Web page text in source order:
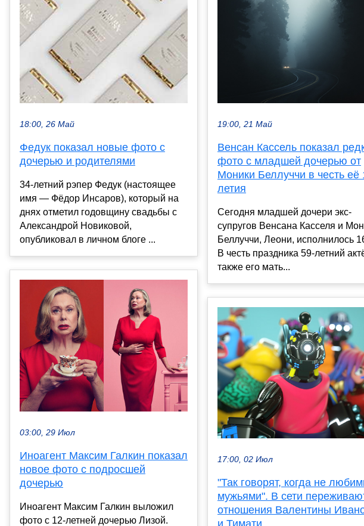
18:00, 26 Май
Федук показал новые фото с
дочерью и родителями
34-летний рэпер Федук (настоящее
имя — Фёдор Инсаров), который на
днях отметил годовщину свадьбы с
Александрой Новиковой,
опубликовал в личном блоге ...
03:00, 29 Июл
Иноагент Максим Галкин показал
новое фото с подросшей
дочерью
Иноагент Максим Галкин выложил
фото с 12-летней дочерью Лизой.
19:00, 21 Май
Венсан Кассель показал
фото с младшей дочерью от
Моники Беллуччи в честь её
летия
Сегодня младшей дочери экс-
супругов Венсана Касселя и
Беллуччи, Леони, исполнилось
В честь праздника 59-летний
также его мать...
17:00, 02 Июл
"Так говорят, когда не
мужьями". В сети
отношения Валентины